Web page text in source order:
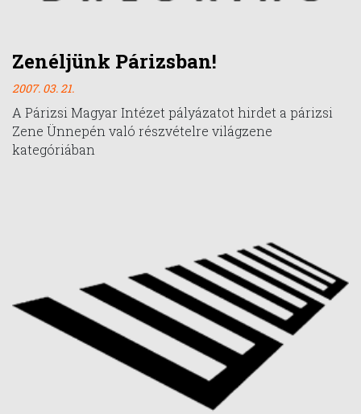
Zenéljünk Párizsban!
2007. 03. 21.
A Párizsi Magyar Intézet pályázatot hirdet a párizsi
Zene Ünnepén való részvételre világzene
kategóriában